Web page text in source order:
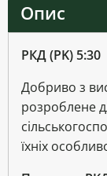
Опис
РКД (PK) 5:30
Добриво з
розроблене
їхніх